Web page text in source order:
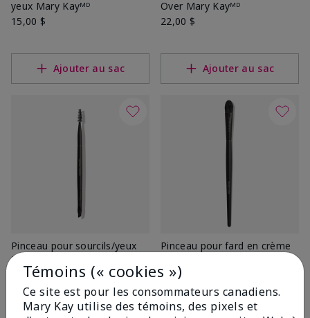
yeux Mary Kayᴹᴰ
15,00 $
Ajouter au sac
Over Mary Kayᴹᴰ
22,00 $
Ajouter au sac
Pinceau pour sourcils/yeux
Mary Kayᴹᴰ
15,00 $
Pinceau pour fard en crème
15,00 $
Témoins (« cookies »)
Ce site est pour les consommateurs canadiens.
Mary Kay utilise des témoins, des pixels et